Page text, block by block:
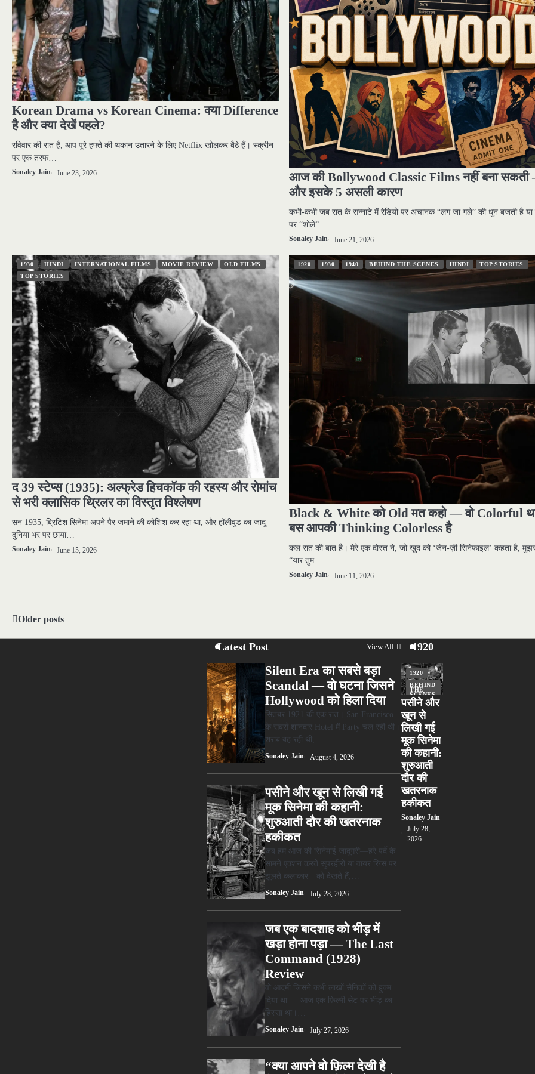
Korean Drama vs Korean Cinema: क्या Difference
है और क्या देखें पहले?
रविवार की रात है, आप पूरे हफ्ते की थकान उतारने के लिए Netflix खोलकर बैठे हैं। स्क्रीन
पर एक तरफ…
Sonaley Jain June 23, 2026
आज की Bollywood Classic Films नहीं बना
और इसके 5 असली कारण
कभी-कभी जब रात के सन्नाटे में रेडियो पर अचानक “लग जा गले” की धुन बजती है या
पर “शोले”…
Sonaley Jain June 21, 2026
1930 HINDI INTERNATIONAL FILMS MOVIE REVIEW
OLD FILMS
TOP STORIES
द 39 स्टेप्स (1935): अल्फ्रेड हिचकॉक की रहस्य और रोमांच
से भरी क्लासिक थ्रिलर का विस्तृत विश्लेषण
सन 1935, ब्रिटिश सिनेमा अपने पैर जमाने की कोशिश कर रहा था, और हॉलीवुड का जादू
दुनिया भर पर छाया…
Sonaley Jain June 15, 2026
1920 1930 1940 BEHIND THE SCENES HINDI TOP STORIES
Black & White को Old मत कहो — वो Colorful
बस आपकी Thinking Colorless है
कल रात की बात है। मेरे एक दोस्त ने, जो खुद को ‘जेन-ज़ी सिनेफाइल’ कहता है,
“यार तुम…
Sonaley Jain June 11, 2026
Posts
navigation
Older posts
Latest Post View All
Silent Era का सबसे बड़ा
Scandal — वो घटना जिसने
Hollywood को हिला दिया
सितंबर 1921 की एक रात। San Francisco
के सबसे शानदार Hotel में Party चल रही थी।
शराब बह रही थी,…
Sonaley Jain August 4, 2026
पसीने और खून से लिखी गई
मूक सिनेमा की कहानी:
शुरुआती दौर की खतरनाक
हकीकत
जब हम आज की सिनेमाई जादूगरी—हरे पर्दे के
सामने एक्शन करते सुपरहीरो या वायर रिग्स पर
झूलते कलाकार—को देखते हैं,…
Sonaley Jain July 28, 2026
जब एक बादशाह को भीड़ में
खड़ा होना पड़ा — The Last
Command (1928)
Review
वो आदमी जिसने कभी लाखों सैनिकों को हुक्म
दिया था — आज एक फ़िल्मी सेट पर भीड़ का
हिस्सा था।…
Sonaley Jain July 27, 2026
“क्या आपने वो फ़िल्म देखी है
1920
1920
BEHIND
THE
SCENES
TOP
STORIES
पसीने और
खून से
लिखी गई
मूक सिनेमा
की कहानी:
शुरुआती
दौर की
खतरनाक
हकीकत
Sonaley Jain
July 28,
2026